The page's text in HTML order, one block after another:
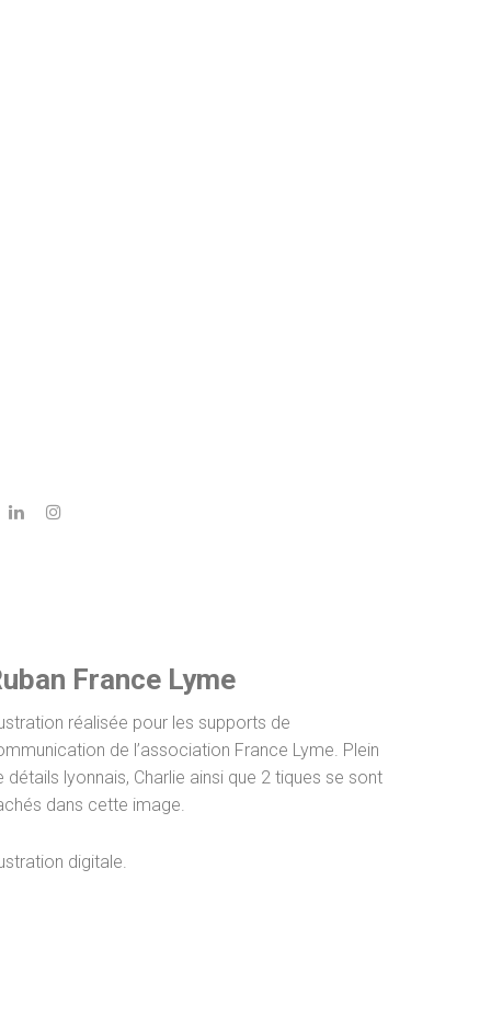
France Lyme
réalisée pour les supports de
de l’association France Lyme. Plein
détails lyonnais, Charlie ainsi que 2 tiques se sont
dans cette image.
digitale.